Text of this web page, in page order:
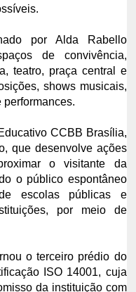
por Alda Rabello
de convivência,
teatro, praça central e
shows musicais,
CCBB Brasília,
que desenvolve ações
o visitante da
o público espontâneo
escolas públicas e
por meio de
o terceiro prédio do
ISO 14001, cuja
da instituição com